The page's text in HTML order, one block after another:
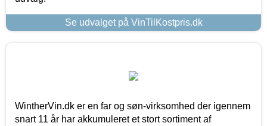
Se udvalget på VinTilKostpris.dk
WintherVin.dk er en far og søn-virksomhed der igennem
snart 11 år har akkumuleret et stort sortiment af